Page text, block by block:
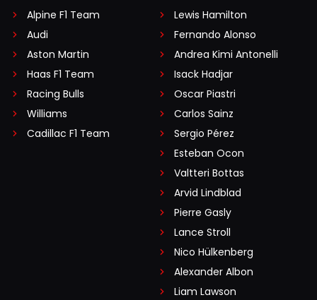
Alpine F1 Team
Audi
Aston Martin
Haas F1 Team
Racing Bulls
Williams
Cadillac F1 Team
Lewis Hamilton
Fernando Alonso
Andrea Kimi Antonelli
Isack Hadjar
Oscar Piastri
Carlos Sainz
Sergio Pérez
Esteban Ocon
Valtteri Bottas
Arvid Lindblad
Pierre Gasly
Lance Stroll
Nico Hülkenberg
Alexander Albon
Liam Lawson